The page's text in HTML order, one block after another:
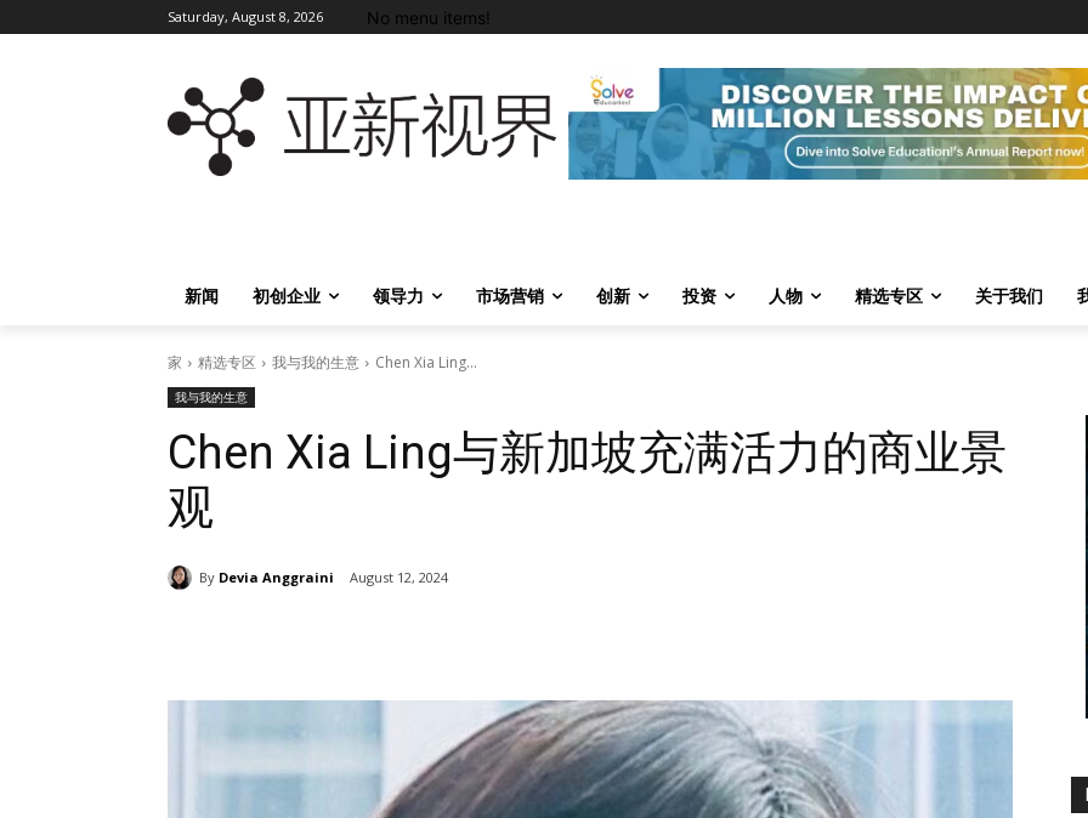
Saturday, August 8, 2026 No menu items!
新闻
初创企业 领导力 市场营销 创新 投资 人物 精选专区 关于我们
家 精选专区 我与我的生意 Chen Xia Ling...
我与我的生意
Chen Xia Ling与新加坡充满活力的商业景
观
By Devia Anggraini August 12, 2024